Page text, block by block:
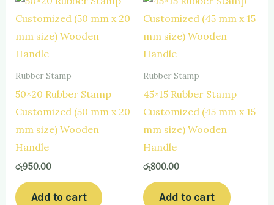
Rubber Stamp
50×20 Rubber Stamp
Customized (50 mm x 20
mm size) Wooden
Handle
රු950.00
Add to cart
Rubber Stamp
45×15 Rubber Stamp
Customized (45 mm x 15
mm size) Wooden
Handle
රු800.00
Add to cart